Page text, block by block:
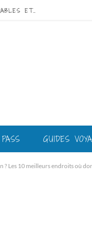
VISITE DE GAUDÍ À BARCELONE : GUIDE DES ŒUVRES INCONTOURNABLES ET DU MEILLEUR CIRCUIT
GUIDES
? Les 10 meilleurs endroits où